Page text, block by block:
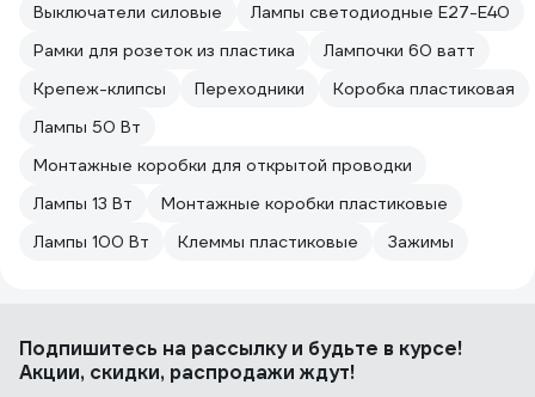
Выключатели силовые
Лампы светодиодные E27-E40
Рамки для розеток из пластика
Лампочки 60 ватт
Крепеж-клипсы
Переходники
Коробка пластиковая
Лампы 50 Вт
Монтажные коробки для открытой проводки
Лампы 13 Вт
Монтажные коробки пластиковые
Лампы 100 Вт
Клеммы пластиковые Зажимы
Подпишитесь на рассылкуи будьте в курсе!
Акции, скидки, распродажи ждут!